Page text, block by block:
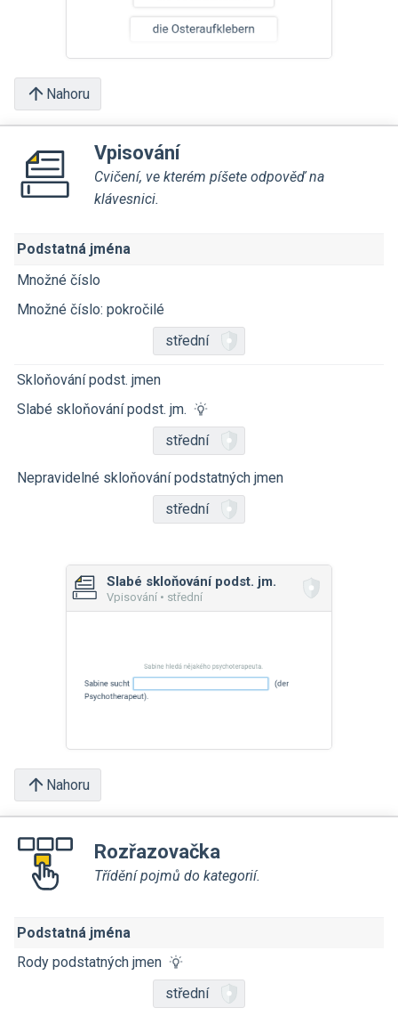
Nahoru
Vpisování
Cvičení, ve kterém píšete odpověď na
klávesnici.
Podstatná jména
Množné číslo
Množné číslo: pokročilé
střední
Skloňování podst. jmen
Slabé skloňování podst. jm.
střední
Nepravidelné skloňování podstatných jmen
střední
Slabé skloňování podst. jm.
Vpisování • střední
Nahoru
Rozřazovačka
Třídění pojmů do kategorií.
Podstatná jména
Rody podstatných jmen
střední